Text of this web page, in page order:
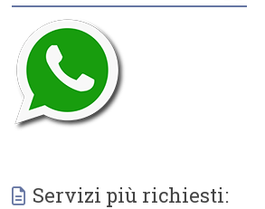
Servizi più richiesti: